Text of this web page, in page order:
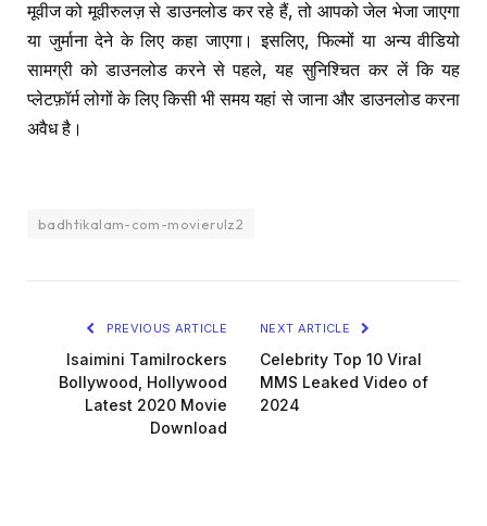
मूवीज को मूवीरुलज़ से डाउनलोड कर रहे हैं, तो आपको जेल भेजा जाएगा
या जुर्माना देने के लिए कहा जाएगा। इसलिए, फिल्मों या अन्य वीडियो
सामग्री को डाउनलोड करने से पहले, यह सुनिश्चित कर लें कि यह
प्लेटफ़ॉर्म लोगों के लिए किसी भी समय यहां से जाना और डाउनलोड करना
अवैध है।
badhtikalam-com-movierulz2
PREVIOUS ARTICLE
Isaimini Tamilrockers
Bollywood, Hollywood
Latest 2020 Movie
Download
NEXT ARTICLE
Celebrity Top 10 Viral
MMS Leaked Video of
2024